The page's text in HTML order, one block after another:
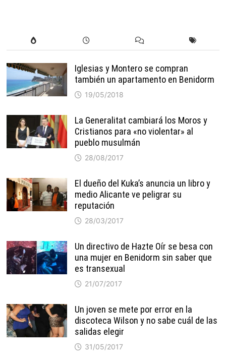
Iglesias y Montero se compran
también un apartamento en Benidorm
19/05/2018
La Generalitat cambiará los Moros y
Cristianos para «no violentar» al
pueblo musulmán
28/08/2017
El dueño del Kuka’s anuncia un libro y
medio Alicante ve peligrar su
reputación
28/03/2017
Un directivo de Hazte Oír se besa con
una mujer en Benidorm sin saber que
es transexual
21/07/2017
Un joven se mete por error en la
discoteca Wilson y no sabe cuál de las
salidas elegir
31/05/2017